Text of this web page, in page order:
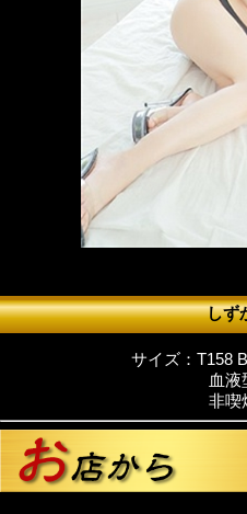
しず
サイズ：T158
血液
非喫